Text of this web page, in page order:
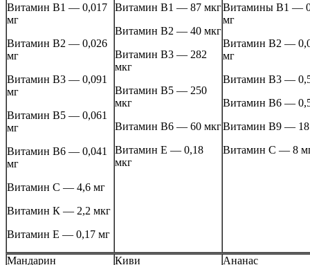
Витамин В1 — 0,017
мг
Витамин В2 — 0,026
мг
Витамин В3 — 0,091
мг
Витамин В5 — 0,061
мг
Витамин В6 — 0,041
мг
Витамин С — 4,6 мг
Витамин К — 2,2 мкг
Витамин Е — 0,17 мг
Витамин В1 — 87 мкг
Витамин В2 — 40 мкг
Витамин В3 — 282
мкг
Витамин В5 — 250
мкг
Витамин В6 — 60 мкг
Витамин Е — 0,18
мкг
Витамины В1 —
мг
Витамин В2 —
мг
Витамин В3 —
Витамин В6 —
Витамин В9 — 18
Витамин С — 8
Мандарин Киви Ананас